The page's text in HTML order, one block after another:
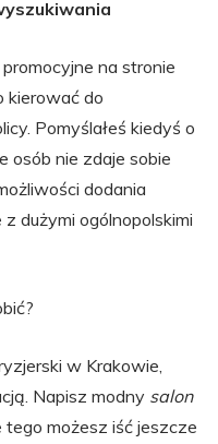
na stronie
kierować do
Pomyślałeś kiedyś o
osób nie zdaje sobie
dodania
dużymi ogólnopolskimi
w Krakowie,
Napisz modny salon
możesz iść jeszcze